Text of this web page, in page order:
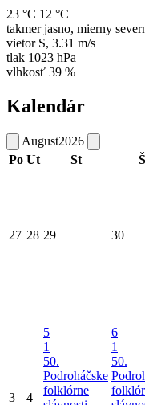
23 °C 12 °C
takmer jasno, mierny
vietor S, 3.31 m/s
tlak 1023 hPa
vlhkosť 39 %
Kalendár
August2026
Po Ut St
27 28 29 30
3 4
5
1
50.
Podroháčske
folklórne
6
1
50.